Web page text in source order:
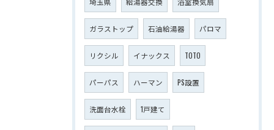
ガラストップ 石油給湯器 パロマ
リクシル イナックス TOTO
パーパス ハーマン PS設置
洗面台水栓 1戸建て